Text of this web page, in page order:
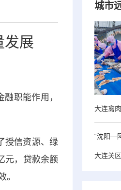
发展
职能作用，
授信资源、绿
元，贷款余额
。
城市
大连禽
“沈阳—
大连关